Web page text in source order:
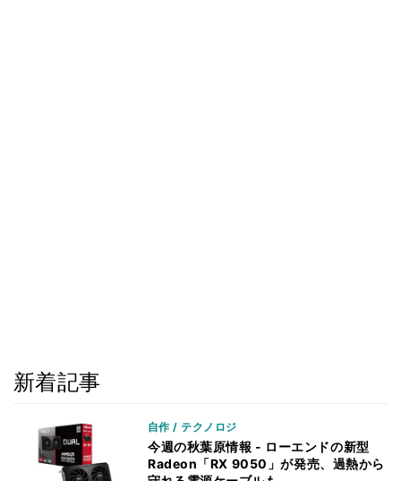
新着記事
自作 / テクノロジ
今週の秋葉原情報 - ローエンドの新型
Radeon「RX 9050」が発売、過熱から